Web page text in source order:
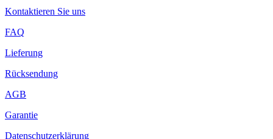
Kontaktieren Sie uns
FAQ
Lieferung
Rücksendung
AGB
Garantie
Datenschutzerklärung